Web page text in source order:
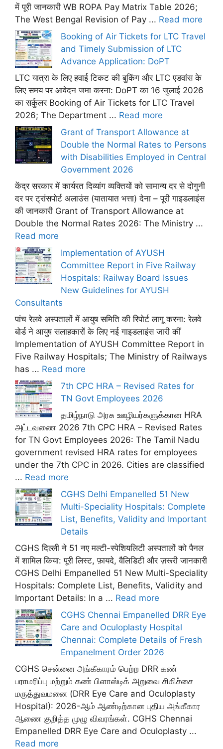
में पूरी जानकारी WB ROPA Pay Matrix Table 2026;
The West Bengal Revision of Pay ... Read more
Booking of Air Tickets for LTC Travel
and Timely Submission of LTC
Advance Application: DoPT
LTC यात्रा के लिए हवाई टिकट की बुकिंग और LTC एडवांस के
लिए समय पर आवेदन जमा करना: DoPT का 16 जुलाई 2026
का सर्कुलर Booking of Air Tickets for LTC Travel
2026; The Department ... Read more
Grant of Transport Allowance at
Double the Normal Rates to Persons
with Disabilities Employed in Central
Government 2026
केंद्र सरकार में कार्यरत दिव्यांग व्यक्तियों को सामान्य दर से दोगुनी
दर पर ट्रांसपोर्ट अलाउंस (यातायात भत्ता) देना – पूरी गाइडलाइंस
की जानकारी Grant of Transport Allowance at
Double the Normal Rates 2026: The Ministry ...
Read more
Implementation of AYUSH
Committee Report in Five Railway
Hospitals: Railway Board Issues
New Guidelines for AYUSH
Consultants
पांच रेलवे अस्पतालों में आयुष समिति की रिपोर्ट लागू करना: रेलवे
बोर्ड ने आयुष सलाहकारों के लिए नई गाइडलाइंस जारी कीं
Implementation of AYUSH Committee Report in
Five Railway Hospitals; The Ministry of Railways
has ... Read more
7th CPC HRA – Revised Rates for
TN Govt Employees 2026
தமிழ்நாடு அரசு ஊழியர்களுக்கான HRA
அட்டவணை 2026 7th CPC HRA – Revised Rates
for TN Govt Employees 2026: The Tamil Nadu
government revised HRA rates for employees
under the 7th CPC in 2026. Cities are classified
... Read more
CGHS Delhi Empanelled 51 New
Multi-Speciality Hospitals: Complete
List, Benefits, Validity and Important
Details
CGHS दिल्ली ने 51 नए मल्टी-स्पेशियलिटी अस्पतालों को पैनल
में शामिल किया: पूरी लिस्ट, फ़ायदे, वैलिडिटी और ज़रूरी जानकारी
CGHS Delhi Empanelled 51 New Multi-Speciality
Hospitals: Complete List, Benefits, Validity and
Important Details: In a ... Read more
CGHS Chennai Empanelled DRR Eye
Care and Oculoplasty Hospital
Chennai: Complete Details of Fresh
Empanelment Order 2026
CGHS சென்னை அங்கீகாரம் பெற்ற DRR கண்
பராமரிப்பு மற்றும் கண் பிளாஸ்டிக் அறுவை சிகிச்சை
மருத்துவமனை (DRR Eye Care and Oculoplasty
Hospital): 2026-ஆம் ஆண்டிற்கான புதிய அங்கீகார
ஆணை குறித்த முழு விவரங்கள். CGHS Chennai
Empanelled DRR Eye Care and Oculoplasty ...
Read more